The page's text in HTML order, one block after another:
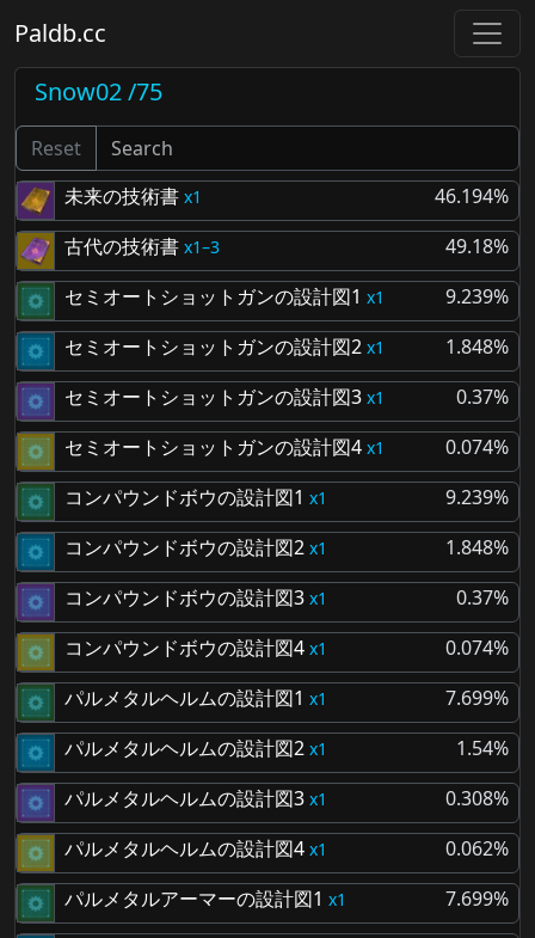
Paldb.cc
Snow02 /75
Reset
未来の技術書
1
46.194%
古代の技術書
1–3
49.18%
セミオートショットガンの設計図1
1
9.239%
セミオートショットガンの設計図2
1
1.848%
セミオートショットガンの設計図3
1
0.37%
セミオートショットガンの設計図4
1
0.074%
コンパウンドボウの設計図1
1
9.239%
コンパウンドボウの設計図2
1
1.848%
コンパウンドボウの設計図3
1
0.37%
コンパウンドボウの設計図4
1
0.074%
パルメタルヘルムの設計図1
1
7.699%
パルメタルヘルムの設計図2
1
1.54%
パルメタルヘルムの設計図3
1
0.308%
パルメタルヘルムの設計図4
1
0.062%
パルメタルアーマーの設計図1
1
7.699%